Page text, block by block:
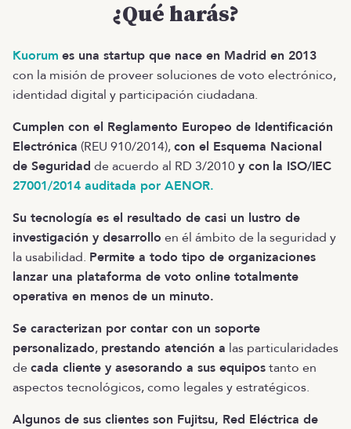
¿Qué harás?
Kuorum es una startup que nace en Madrid en 2013
con la misión de proveer soluciones de voto electrónico,
identidad digital y participación ciudadana.
Cumplen con el Reglamento Europeo de Identificación
Electrónica (REU 910/2014),con el Esquema Nacional
de Seguridad de acuerdo al RD 3/2010y con la ISO/IEC
27001/2014 auditada por AENOR.
Su tecnología es el resultado de casi un lustro de
investigación y desarrollo en él ámbito de la seguridad y
la usabilidad. Permite a todo tipo de organizaciones
lanzar una plataforma de voto online totalmente
operativa en menos de un minuto.
Se caracterizan por contar con un soporte
personalizado, prestando atención a las particularidades
decada cliente y asesorando a sus equipostanto en
aspectos tecnológicos, como legales y estratégicos.
Algunos de sus clientes son Fujitsu, Red Eléctrica de